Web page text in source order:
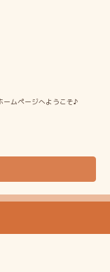
ームページへようこそ♪